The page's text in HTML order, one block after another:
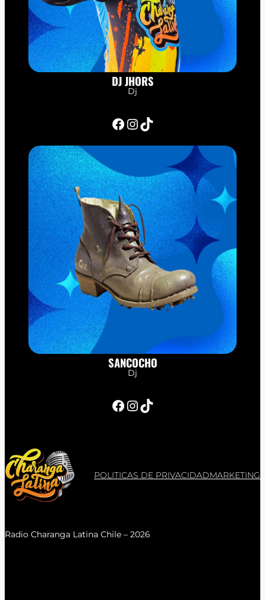
DJ JHORS
Dj
Facebook InstagramTikTok
SANCOCHO
Dj
Facebook InstagramTikTok
POLITICAS DE PRIVACIDADMARKETING
Radio Charanga Latina Chile – 2026